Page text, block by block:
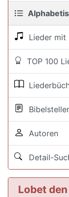
Lieder mit
TOP 100
Autoren
Detail-
Lobet